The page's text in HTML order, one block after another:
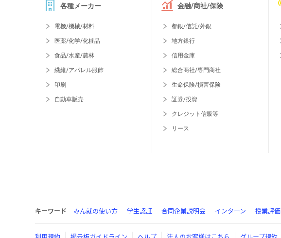
各種メーカー
電機/機械/材料
医薬/化学/化粧品
食品/水産/農林
繊維/アパレル服飾
印刷
自動車販売
金融/商社/保険
都銀/信託/外銀
地方銀行
信用金庫
総合商社/専門商社
生命保険/損害保険
証券/投資
クレジット信販等
リース
キーワード みん就の使い方 学生認証 合同企業説明会 インターン 授業評価